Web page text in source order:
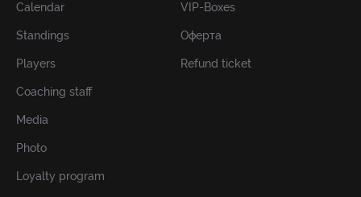
Calendar
Standings
Players
Coaching staff
Media
Photo
Loyalty program
VIP-Boxes
Оферта
Refund ticket